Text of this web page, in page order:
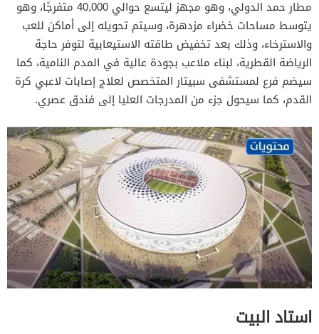
مطار حمد الدولي، وهو مجهز ليتسع حوالي 40,000 متفرجًا، وهو
يتوسط مساحات خضراء مزدهرة، وسيتم تحويله إلى أماكن للعب
والاسترخاء، وذلك بعد تخفيض طاقته الاستيعابية لتوفر حاجة
الرياضة القطرية، لبناء ملاعب بجودة عالية في المدم النامية، كما
سيضم فرع لمستشفى سبيتار المتخصص لعلاج إصابات لاعبي كرة
القدم، كما سيحول جزء من المدرجات العليا إلى فندق عصري.
استاد البيت